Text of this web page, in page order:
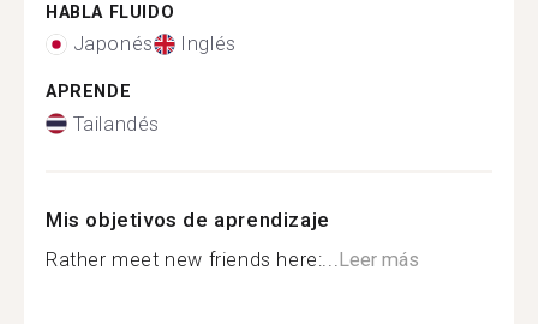
HABLA FLUIDO
Japonés Inglés
APRENDE
Tailandés
Mis objetivos de aprendizaje
Rather meet new friends here:... Leer más